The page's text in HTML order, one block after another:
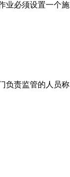
业必须设置一个施
负责监管的人员称